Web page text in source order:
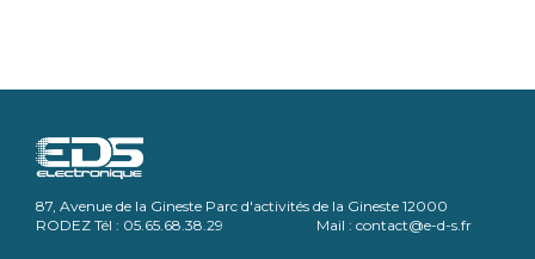
87, Avenue de la Gineste Parc d'activités de la Gineste 12000
RODEZ Tél : 05.65.68.38.29 Mail : contact@e-d-s.fr